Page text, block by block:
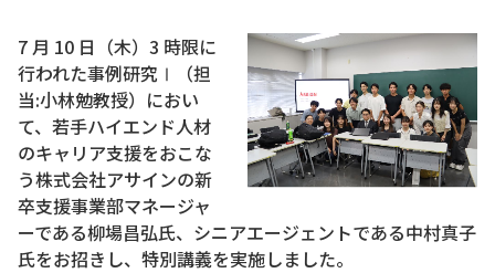
7 月 10 日（木）3 時限に
行われた事例研究Ⅰ（担
当:小林勉教授）におい
て、若手ハイエンド人材
のキャリア支援をおこな
う株式会社アサインの新
卒支援事業部マネージャ
ーである柳場昌弘氏、シニアエージェントである中村真子
氏をお招きし、特別講義を実施しました。